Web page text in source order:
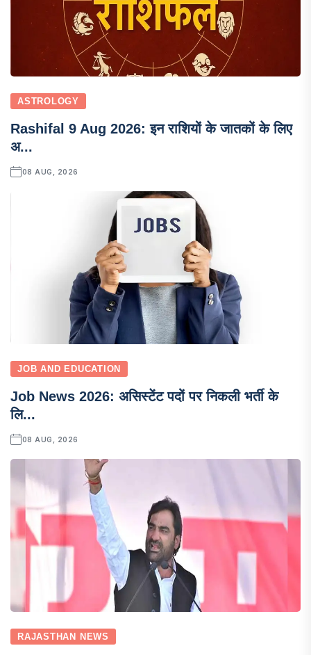
ASTROLOGY
Rashifal 9 Aug 2026: इन राशियों के जातकों के लिए
अ...
08 AUG, 2026
JOB AND EDUCATION
Job News 2026: असिस्टेंट पदों पर निकली भर्ती के
लि...
08 AUG, 2026
RAJASTHAN NEWS